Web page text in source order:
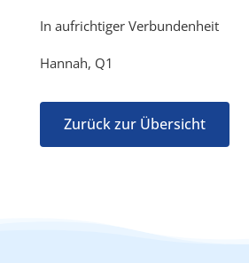
In aufrichtiger Verbundenheit
Hannah, Q1
Zurück zur Übersicht